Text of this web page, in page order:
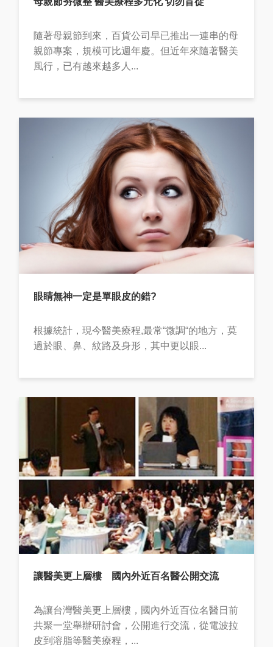
隨著母親節到來，百貨公司早已推出一連串的母
親節專案，規模可比週年慶。但近年來隨著醫美
風行，已有越來越多人...
眼睛無神一定是單眼皮的錯?
根據統計，現今醫美療程,最常“微調“的地方，莫
過於眼、鼻、紋路及身形，其中更以眼...
讓醫美更上層樓 國內外近百名醫公開交流
為讓台灣醫美更上層樓，國內外近百位名醫日前
共聚一堂舉辦研討會，公開進行交流，從電波拉
皮到溶脂等醫美療程，...